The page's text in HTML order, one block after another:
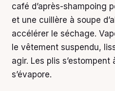
café d’après-shampoing
et une cuillère à soupe
accélérer le séchage.
le vêtement suspendu,
agir. Les plis
s’évapore.